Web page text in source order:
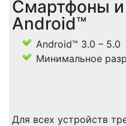
Смартфоны
Android™
Android™ 3.0 – 5.0
Минимальное
Для всех устройств